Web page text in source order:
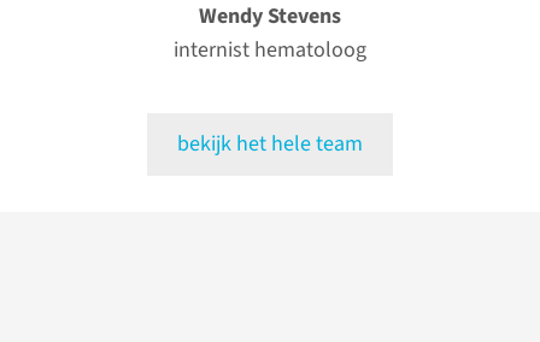
Wendy Stevens
internist hematoloog
bekijk het hele team